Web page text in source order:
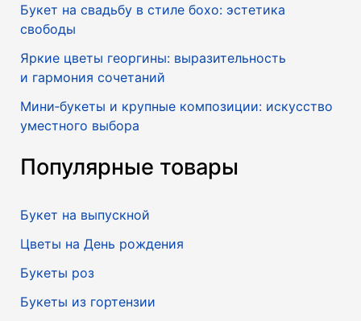
Букет на свадьбу в стиле бохо: эстетика
свободы
Яркие цветы георгины: выразительность
и гармония сочетаний
Мини‑букеты и крупные композиции: искусство
уместного выбора
Популярные товары
Букет на выпускной
Цветы на День рождения
Букеты роз
Букеты из гортензии